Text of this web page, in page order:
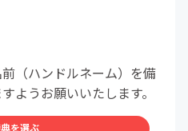
（ハンドルネーム）を備
ようお願いいたします。
を選ぶ